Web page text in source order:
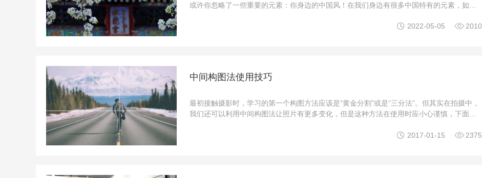
或许你忽略了一些重要的元素：你身边的中国风！在我们身边有很多中国特有的元素，如果
统民居建筑，体现一种素雅、厚朴、宁静之美，也是中国传统文化的 ...
 2022-05-05 2010
中间构图法使用技巧
最初接触摄影时，学习的第一个构图方法应该是“黄金分割”或是“三分法”。但其实在拍摄中，
我们还可以利用中间构图法让照片有更多变化，但是这种方法在使用时应小心谨慎，下面就
 2017-01-15  2375